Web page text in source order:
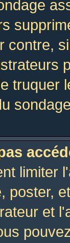
contre,
truquer
limiter
poster,
et